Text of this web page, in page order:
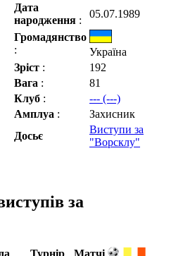
Дата
народження :
05.07.1989
Громадянство
:
Україна
Зріст :
192
Вага :
81
Клуб :
--- (---)
Амплуа :
Захисник
Досьє
Виступи за
"Ворсклу"
за
Турнір
Матчі